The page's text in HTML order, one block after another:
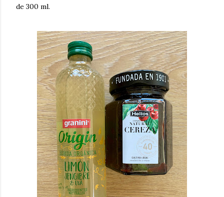
de 300 ml.